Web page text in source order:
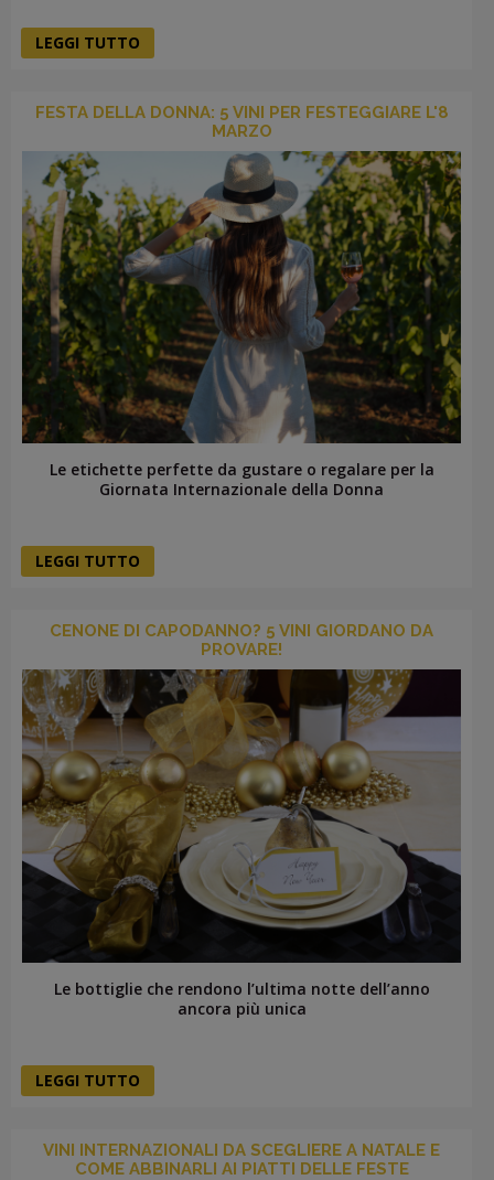
LEGGI TUTTO
FESTA DELLA DONNA: 5 VINI PER FESTEGGIARE L'8
MARZO
Le etichette perfette da gustare o regalare per la
Giornata Internazionale della Donna
LEGGI TUTTO
CENONE DI CAPODANNO? 5 VINI GIORDANO DA
PROVARE!
Le bottiglie che rendono l’ultima notte dell’anno
ancora più unica
LEGGI TUTTO
VINI INTERNAZIONALI DA SCEGLIERE A NATALE E
COME ABBINARLI AI PIATTI DELLE FESTE